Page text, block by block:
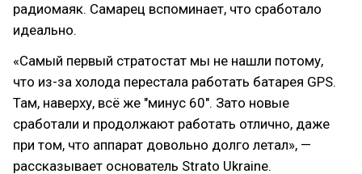
радиомаяк. Самарец вспоминает, что сработало
идеально.
«Самый первый стратостат мы не нашли потому,
что из-за холода перестала работать батарея GPS.
Там, наверху, всё же "минус 60". Зато новые
сработали и продолжают работать отлично, даже
при том, что аппарат довольно долго летал», —
рассказывает основатель Strato Ukraine.